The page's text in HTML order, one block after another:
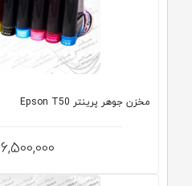
مخزن جوهر پرینتر Epson T50
6,500,000